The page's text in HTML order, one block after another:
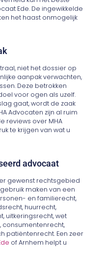
Ede. De ingewikkelde
het haast onmogelijk
niet het dossier op
aanpak verwachten,
Deze betrokken
voor ogen als uzelf.
gaat, wordt de zaak
Advocaten zijn al ruim
reviews over MHA
te krijgen van wat u
advocaat
gewenst rechtsgebied
maken van een
en familierecht,
huurrecht,
uitkeringsrecht, wet
consumentenrecht,
patiëntenrecht. Een zeer
of Arnhem helpt u